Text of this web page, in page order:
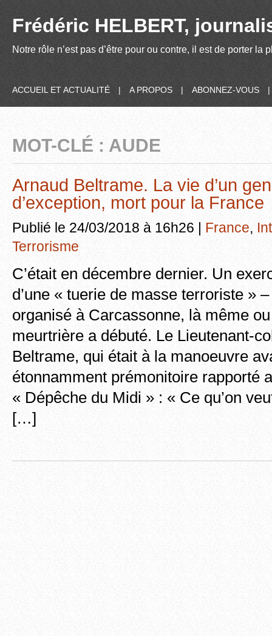
Frédéric HELBERT,
Notre rôle n’est pas d’être pour ou contre, il est de porter
ACCUEIL ET ACTUALITÉ | A PROPOS | ABONNEZ-VOUS |
MOT-CLÉ : AUDE
Arnaud Beltrame. La vie d’un
d’exception, mort pour la France
Publié le 24/03/2018 à 16h26 | France,
Terrorisme
C’était en décembre dernier. Un
d’une « tuerie de masse terroriste »
organisé à Carcassonne, là même ou
meurtrière a débuté. Le Lieutenant-
Beltrame, qui était à la manoeuvre
étonnamment prémonitoire rapporté
« Dépêche du Midi » : « Ce qu’on
[…]